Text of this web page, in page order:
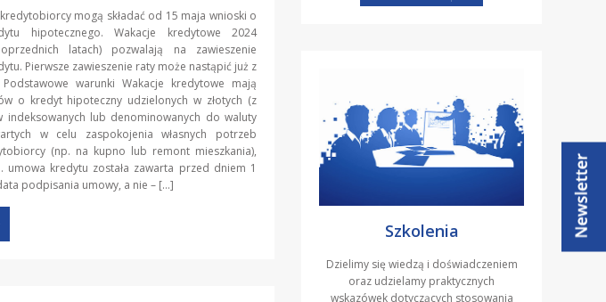
mogą składać od 15 maja wnioski o
hipotecznego. Wakacje kredytowe 2024
latach) pozwalają na zawieszenie
Pierwsze zawieszenie raty może nastąpić już z
warunki Wakacje kredytowe mają
o kredyt hipoteczny udzielonych w złotych (z
indeksowanych lub denominowanych do waluty
w celu zaspokojenia własnych potrzeb
(np. na kupno lub remont mieszkania),
umowa kredytu została zawarta przed dniem 1
podpisania umowy, a nie – […]
Szkolenia
Dzielimy się wiedzą i doświadczeniem
oraz udzielamy praktycznych
wskazówek dotyczących stosowania